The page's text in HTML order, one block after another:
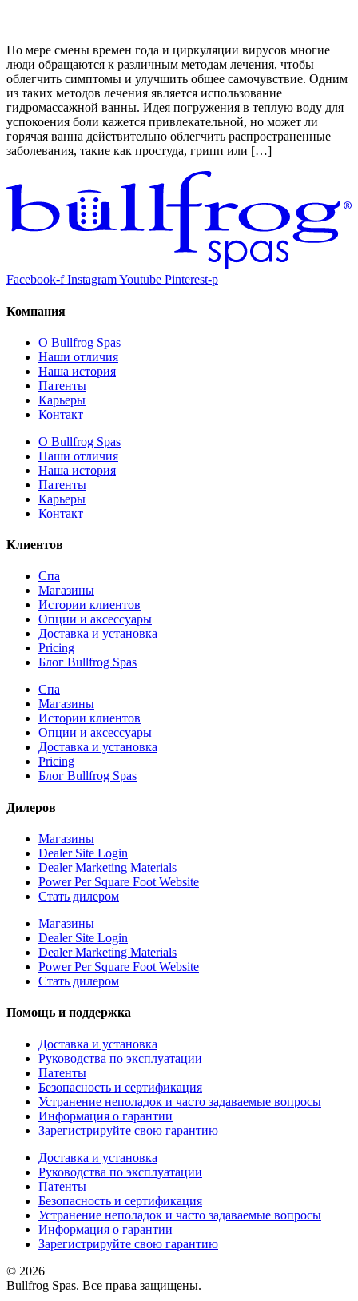
По мере смены времен года и циркуляции вирусов многие
люди обращаются к различным методам лечения, чтобы
облегчить симптомы и улучшить общее самочувствие. Одним
из таких методов лечения является использование
гидромассажной ванны. Идея погружения в теплую воду для
успокоения боли кажется привлекательной, но может ли
горячая ванна действительно облегчить распространенные
заболевания, такие как простуда, грипп или […]
Facebook-f InstagramYoutube Pinterest-p
Компания
О Bullfrog Spas
Наши отличия
Наша история
Патенты
Карьеры
Контакт
О Bullfrog Spas
Наши отличия
Наша история
Патенты
Карьеры
Контакт
Клиентов
Спа
Магазины
Истории клиентов
Опции и аксессуары
Доставка и установка
Pricing
Блог Bullfrog Spas
Спа
Магазины
Истории клиентов
Опции и аксессуары
Доставка и установка
Pricing
Блог Bullfrog Spas
Дилеров
Магазины
Dealer Site Login
Dealer Marketing Materials
Power Per Square Foot Website
Стать дилером
Магазины
Dealer Site Login
Dealer Marketing Materials
Power Per Square Foot Website
Стать дилером
Помощь и поддержка
Доставка и установка
Руководства по эксплуатации
Патенты
Безопасность и сертификация
Устранение неполадок и часто задаваемые вопросы
Информация о гарантии
Зарегистрируйте свою гарантию
Доставка и установка
Руководства по эксплуатации
Патенты
Безопасность и сертификация
Устранение неполадок и часто задаваемые вопросы
Информация о гарантии
Зарегистрируйте свою гарантию
© 2026
Bullfrog Spas. Все права защищены.